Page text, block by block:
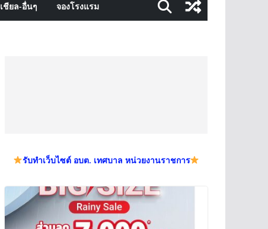
ชียล-อื่นๆ จองโรงแรม
รับทำเว็บไซต์ อบต. เทศบาล หน่วยงานราชการ